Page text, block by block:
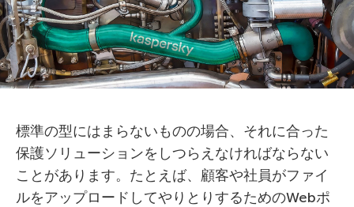
標準の型にはまらないものの場合、それに合った
保護ソリューションをしつらえなければならない
ことがあります。たとえば、顧客や社員がファイ
ルをアップロードしてやりとりするためのWebポ